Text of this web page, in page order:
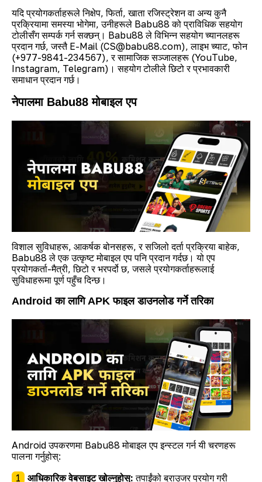
यदि प्रयोगकर्ताहरूले निक्षेप, फिर्ता, खाता रजिस्ट्रेशन वा अन्य कुनै
प्रक्रियामा समस्या भोगेमा, उनीहरूले Babu88 को प्राविधिक सहयोग
टोलीसँग सम्पर्क गर्न सक्छन्। Babu88 ले विभिन्न सहयोग च्यानलहरू
प्रदान गर्छ, जस्तै E-Mail (CS@babu88.com), लाइभ च्याट, फोन
(+977-9841-234567), र सामाजिक सञ्जालहरू (YouTube,
Instagram, Telegram)। सहयोग टोलीले छिटो र प्रभावकारी
समाधान प्रदान गर्छ।
नेपालमा Babu88 मोबाइल एप
विशाल सुविधाहरू, आकर्षक बोनसहरू, र सजिलो दर्ता प्रक्रिया बाहेक,
Babu88 ले एक उत्कृष्ट मोबाइल एप पनि प्रदान गर्दछ। यो एप
प्रयोगकर्ता-मैत्री, छिटो र भरपर्दो छ, जसले प्रयोगकर्ताहरूलाई
सुविधाहरूमा पूर्ण पहुँच दिन्छ।
Android का लागि APK फाइल डाउनलोड गर्ने तरिका
Android उपकरणमा Babu88 मोबाइल एप इन्स्टल गर्न यी चरणहरू
पालना गर्नुहोस्:
आधिकारिक वेबसाइट खोल्नुहोस्: तपाईंको ब्राउजर प्रयोग गरी